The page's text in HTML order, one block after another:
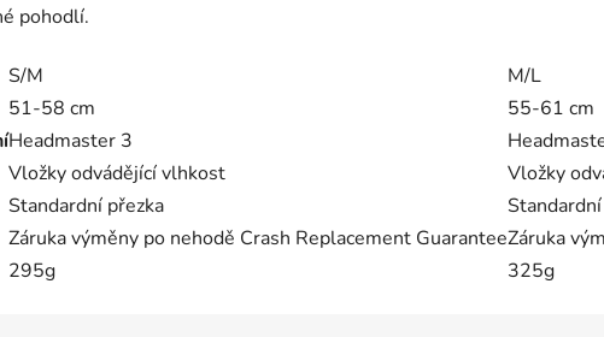
pohodlí.
S/M
M/L
51-58 cm
55-61 cm
Headmaster 3
Vložky odvádějící vlhkost
Vložky
Standardní přezka
Záruka výměny po nehodě Crash Replacement GuaranteeZáruka
295g 325g